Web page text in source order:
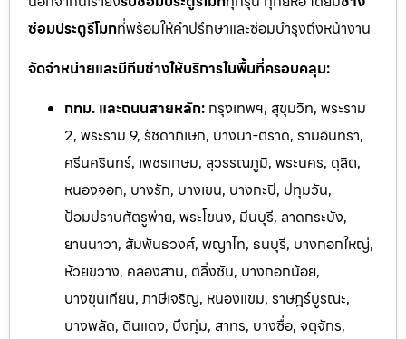
ซ่อมประตูรีโมทที่พร้อมให้คำปรึกษาและซ่อมบำรุงถึงหน้างาน
จัดจำหน่ายและมีทีมช่างให้บริการในพื้นที่ครอบคลุม:
กทม. และถนนสายหลัก: กรุงเทพฯ, สุขุมวิท, พระราม
2, พระราม 9, รัชดาภิเษก, บางนา-ตราด, รามอินทรา,
ศรีนครินทร์, เพชรเกษม, สุวรรณภูมิ, พระนคร, ดุสิต,
หนองจอก, บางรัก, บางเขน, บางกะปิ, ปทุมวัน,
ป้อมปราบศัตรูพ่าย, พระโขนง, มีนบุรี, ลาดกระบัง,
ยานนาวา, สัมพันธวงศ์, พญาไท, ธนบุรี, บางกอกใหญ่,
ห้วยขวาง, คลองสาน, ตลิ่งชัน, บางกอกน้อย,
บางขุนเทียน, ภาษีเจริญ, หนองแขม, ราษฎร์บูรณะ,
บางพลัด, ดินแดง, บึงกุ่ม, สาทร, บางซื่อ, จตุจักร,